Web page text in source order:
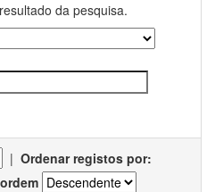
da pesquisa.
| Ordenar registos por: